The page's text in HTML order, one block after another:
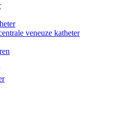
veneuze katheter